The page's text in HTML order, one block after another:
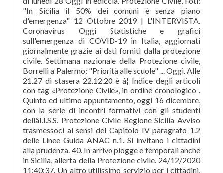
"In Sicilia il 50% dei comuni è senza piano
d'emergenza" 12 Ottobre 2019 | L'INTERVISTA.
Coronavirus Oggi Statistiche e grafici
sull'emergenza di COVID-19 in Italia, aggiornati
giornalmente grazie ai dati forniti dalla protezione
civile. Settimana nazionale della Protezione civile,
Borrelli a Palermo: "Priorità alle scuole" ... Oggi. Alle
21.27 di stasera 22.12.20 è â¦ Indice degli articoli
con tag «Protezione Civile», in ordine cronologico .
Quinto ed ultimo appuntamento, oggi 16 dicembre,
con la serie di incontri formativi con gli studenti
dellâI.I.S.S. Protezione Civile Regione Sicilia Avviso
trasmessoci ai sensi del Capitolo IV paragrafo 1.2
delle Linee Guida ANAC n.1. Si invitano i cittadini
alla prudenza. 40. In arrivo piogge e temporali anche
in Sicilia, allerta della Protezione civile. 24/12/2020
11:40:37. Un altro utilissimo servizio per i cittadini,